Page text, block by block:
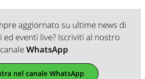
aggiornato su ultime news di
eventi live? Iscriviti al nostro
canaleWhatsApp
nel canale WhatsApp